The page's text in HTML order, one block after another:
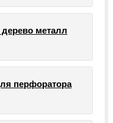
металл
перфоратора